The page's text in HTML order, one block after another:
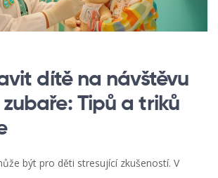
dítě na návštěvu
Tipů a triků
být pro děti stresující zkušeností. V